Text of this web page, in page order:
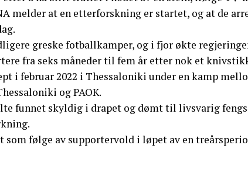
melder at en etterforskning er startet, og at de
greske fotballkamper, og i fjor økte
fra seks måneder til fem år etter nok et
i februar 2022 i Thessaloniki under en kamp
og PAOK.
funnet skyldig i drapet og dømt til livsvarig
følge av supportervold i løpet av en